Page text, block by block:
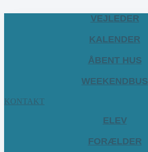
VEJLEDER
KALENDER
ÅBENT HUS
WEEKENDBUS
KONTAKT
ELEV
FORÆLDER